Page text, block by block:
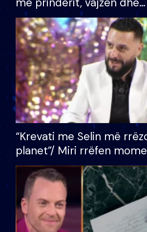
bashkëshorten: S’kemi
divorci apo jo?
“Krevati me Selin më
planet”/ Miri rrëfen
bukura në shtëpinë e BB
mungojë zilja e